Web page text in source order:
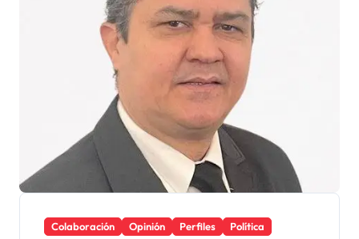
Colaboración Opinión Perfiles Política